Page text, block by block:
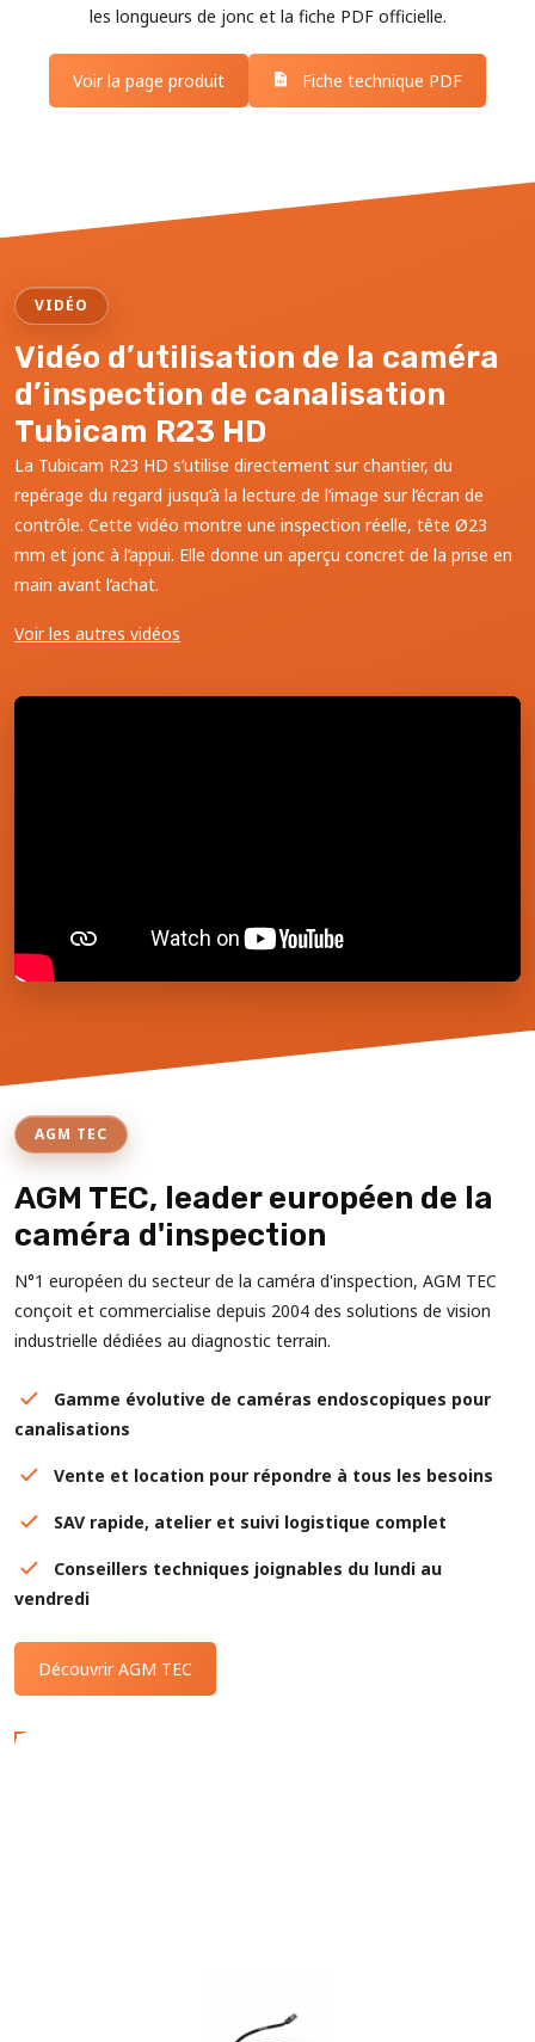
les longueurs de jonc et la fiche PDF officielle.
Voir la page produit Fiche technique PDF
VIDÉO
Vidéo d’utilisation de la caméra
d’inspection de canalisation
Tubicam R23 HD
La Tubicam R23 HD s’utilise directement sur chantier, du
repérage du regard jusqu’à la lecture de l’image sur l’écran de
contrôle. Cette vidéo montre une inspection réelle, tête Ø23
mm et jonc à l’appui. Elle donne un aperçu concret de la prise en
main avant l’achat.
Voir les autres vidéos
AGM TEC
AGM TEC, leader européen de la
caméra d'inspection
N°1 européen du secteur de la caméra d'inspection, AGM TEC
conçoit et commercialise depuis 2004 des solutions de vision
industrielle dédiées au diagnostic terrain.
Gamme évolutive de caméras endoscopiques pour
canalisations
Vente et location pour répondre à tous les besoins
SAV rapide, atelier et suivi logistique complet
Conseillers techniques joignables du lundi au
vendredi
Découvrir AGM TEC